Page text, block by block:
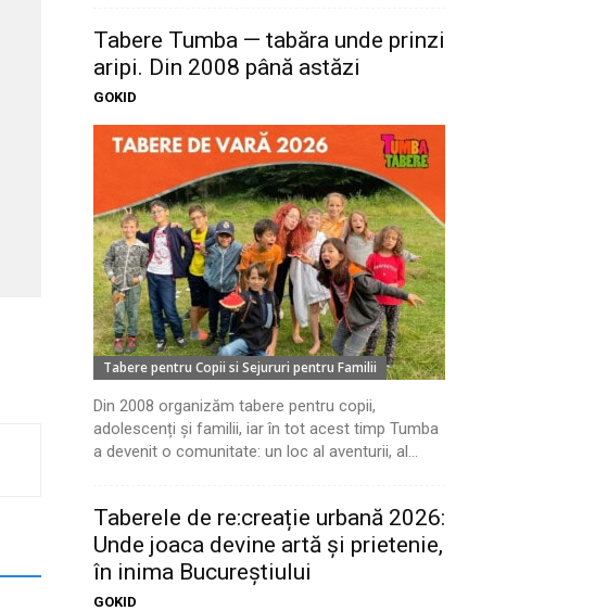
Tabere Tumba — tabăra unde prinzi
aripi. Din 2008 până astăzi
GOKID
Tabere pentru Copii si Sejururi pentru Familii
Din 2008 organizăm tabere pentru copii,
adolescenți și familii, iar în tot acest timp Tumba
a devenit o comunitate: un loc al aventurii, al...
Taberele de re:creație urbană 2026:
Unde joaca devine artă și prietenie,
în inima Bucureștiului
GOKID